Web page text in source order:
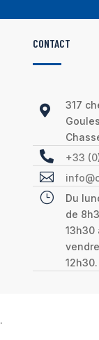
CONTACT

317
 +33

}
Du
de
13h30
12h30.
.